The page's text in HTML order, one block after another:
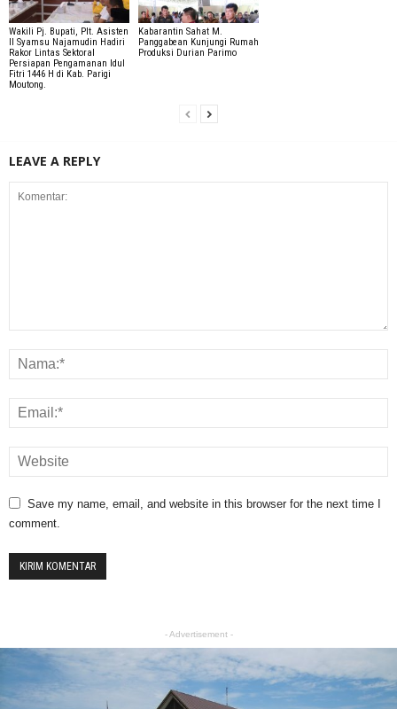
Wakili Pj. Bupati, Plt. Asisten
II Syamsu Najamudin Hadiri
Rakor Lintas Sektoral
Persiapan Pengamanan Idul
Fitri 1446 H di Kab. Parigi
Moutong.
Kabarantin Sahat M.
Panggabean Kunjungi Rumah
Produksi Durian Parimo
LEAVE A REPLY
Save my name, email, and website in this browser for the next time I
comment.
- Advertisement -